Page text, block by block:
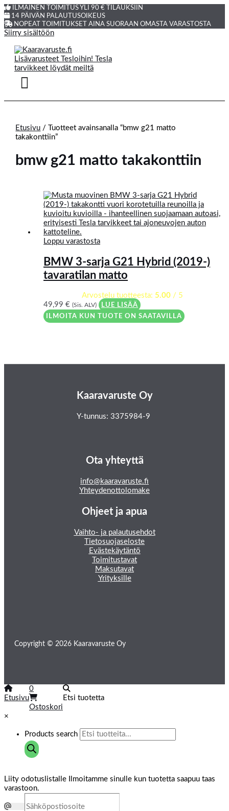
ILMAINEN TOIMITUS YLI 90 € TILAUKSIIN
14 PÄIVÄN PALAUTUSOIKEUS
NOPEAT TOIMITUKSET AINA SUORAAN OMASTA VARASTOSTA
Siirry sisältöön
Etusivu / Tuotteet avainsanalla “bmw g21 matto
takakonttiin”
bmw g21 matto takakonttiin
Loppu varastosta
BMW 3-sarja G21 Hybrid (2019-)
tavaratilan matto
Arvostelu tuotteesta: 5.00/ 5
49,99€ (Sis. ALV)
LUE LISÄÄ
ILMOITA KUN TUOTE ON SAATAVILLA
Kaaravaruste Oy
Y-tunnus: 3375984-9
Ota yhteyttä
info@kaaravaruste.fi
Yhteydenottolomake
Ohjeet ja apua
Vaihto- ja palautusehdot
Tietosuojaseloste
Evästekäytäntö
Toimitustavat
Maksutavat
Yrityksille
Copyright © 2026 Kaaravaruste Oy
Etusivu
0
Ostoskori
Etsi tuotetta
×
Products search
Liity odotuslistalle
Ilmoitamme sinulle kun tuotetta saapuu taas
varastoon.